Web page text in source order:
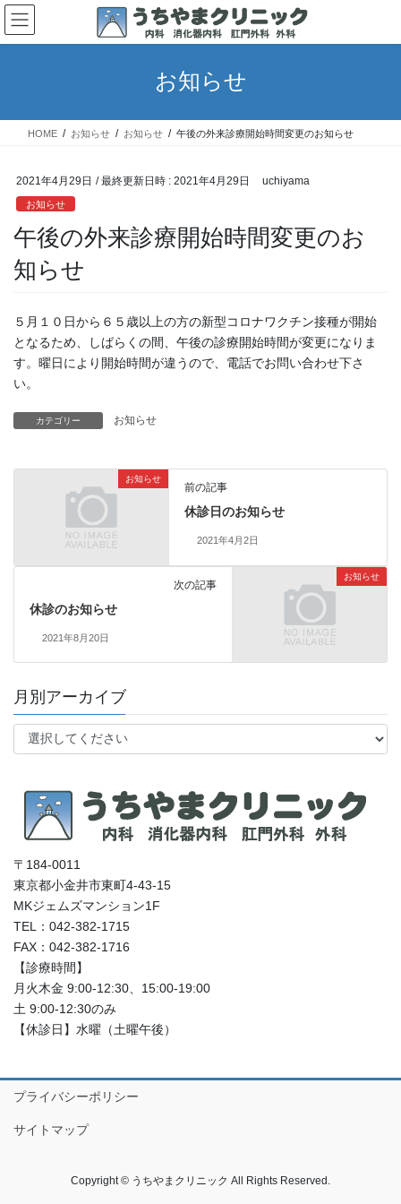
コ
ン
テ
ス
ナ
ビ
ゲ
ン
お知らせ
HOME お知らせ お知らせ 午後の外来診療開始時間変更のお知らせ
2021年4月29日 / 最終更新日時 : 2021年4月29日 uchiyama
お知らせ
午後の外来診療開始時間変更のお
知らせ
５月１０日から６５歳以上の方の新型コロナワクチン接種が開始
となるため、しばらくの間、午後の診療開始時間が変更になりま
す。曜日により開始時間が違うので、電話でお問い合わせ下さ
い。
カテゴリー お知らせ
お知らせ
前の記事
休診日のお知らせ
2021年4月2日
お知らせ
次の記事
休診のお知らせ
2021年8月20日
月別アーカイブ
〒184-0011
東京都小金井市東町4-43-15
MKジェムズマンション1F
TEL：042-382-1715
FAX：042-382-1716
【診療時間】
月火木金 9:00-12:30、15:00-19:00
土 9:00-12:30のみ
【休診日】水曜（土曜午後）
プライバシーポリシー
サイトマップ
Copyright © うちやまクリニック All Rights Reserved.